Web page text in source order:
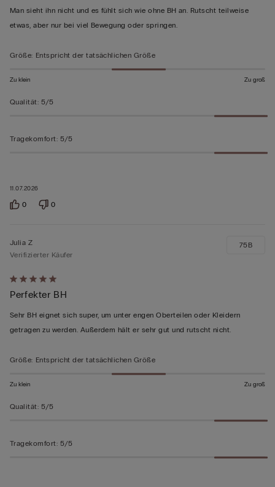
von
5
11.07.2026
Man sieht ihn nicht und es fühlt sich wie ohne BH an. Rutscht teilweise
etwas, aber nur bei viel Bewegung oder springen.
Größe: Entspricht der tatsächlichen Größe
Zu klein Zu groß
Qualität: 5/5
Tragekomfort: 5/5
0 0
Mit
5
von
5
Julia Z
Verifizierter Käufer
Perfekter BH
Sehr BH eignet sich super, um unter engen Oberteilen oder Kleidern
getragen zu werden. Außerdem hält er sehr gut und rutscht nicht.
75B
Größe: Entspricht der tatsächlichen Größe
Zu klein Zu groß
Qualität: 5/5
Tragekomfort: 5/5